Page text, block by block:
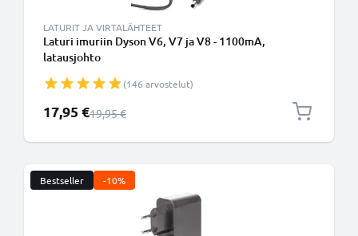
LATURIT JA VIRTALÄHTEET
Laturi imuriin Dyson V6, V7 ja V8 - 1100mA,
latausjohto
(146 arvostelut)
Erikoishinta
17,95 €Normaali hinta
19,95 €
Bestseller -10%